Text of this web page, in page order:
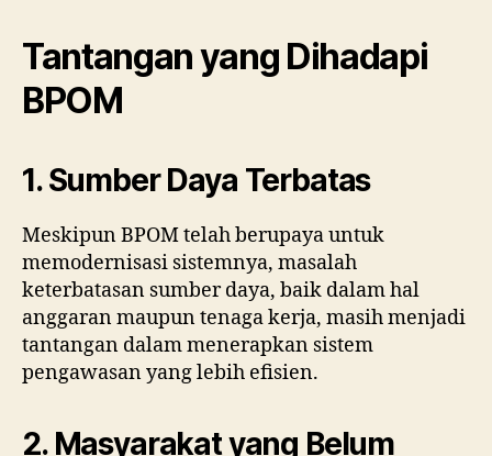
Tantangan yang Dihadapi
BPOM
1. Sumber Daya Terbatas
Meskipun BPOM telah berupaya untuk
memodernisasi sistemnya, masalah
keterbatasan sumber daya, baik dalam hal
anggaran maupun tenaga kerja, masih menjadi
tantangan dalam menerapkan sistem
pengawasan yang lebih efisien.
2. Masyarakat yang Belum